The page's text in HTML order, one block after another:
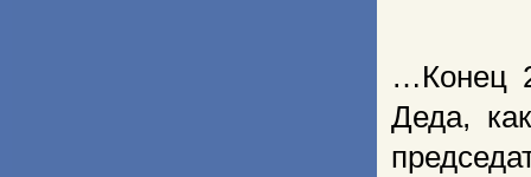
…Конец
Деда,